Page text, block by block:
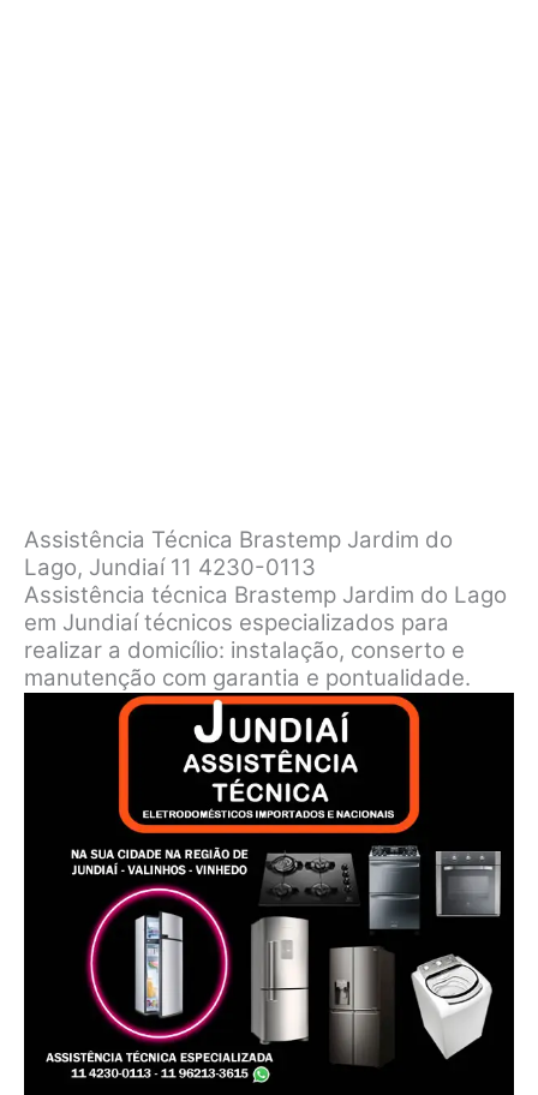
Assistência Técnica Brastemp Jardim do
Lago, Jundiaí 11 4230-0113
Assistência técnica Brastemp Jardim do Lago
em Jundiaí técnicos especializados para
realizar a domicílio: instalação, conserto e
manutenção com garantia e pontualidade.